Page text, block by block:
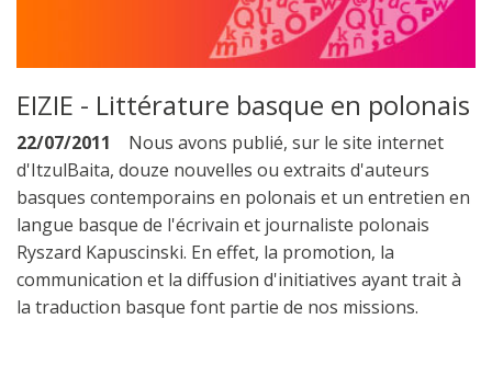
EIZIE - Littérature basque en polonais
22/07/2011
Nous avons publié, sur le site internet
d'ItzulBaita, douze nouvelles ou extraits d'auteurs
basques contemporains en polonais et un entretien en
langue basque de l'écrivain et journaliste polonais
Ryszard Kapuscinski. En effet, la promotion, la
communication et la diffusion d'initiatives ayant trait à
la traduction basque font partie de nos missions.